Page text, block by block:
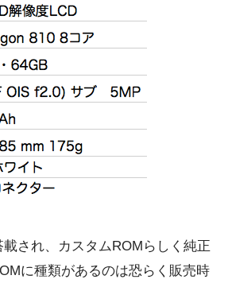
され、カスタムROMらしく純正
に種類があるのは恐らく販売時